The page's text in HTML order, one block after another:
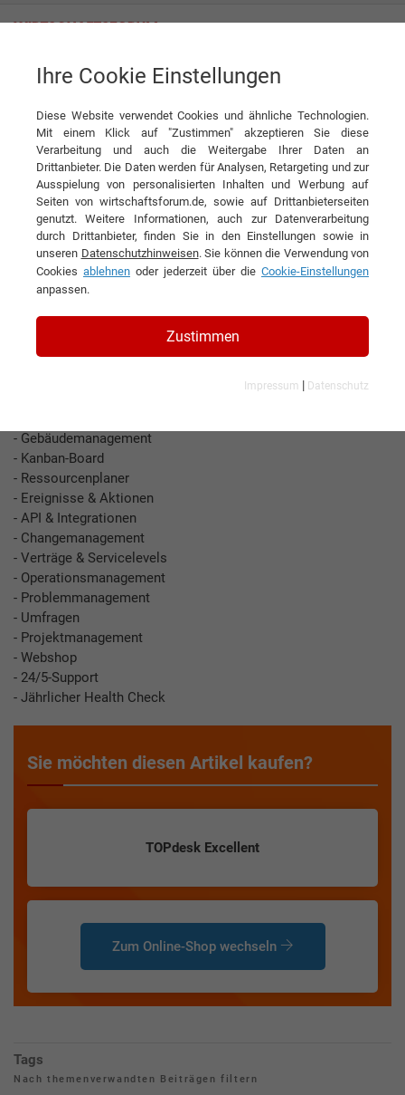
TOPdesk Deutschland GmbH TOPdesk Excellent
Produkt TOPdesk Deutschland GmbH
DIESEN ARTIKEL EMPFEHLEN
TOPdesk Excellent
Volle Serviceleistung für das beste Serviceerlebnis mit
folgenden Prozessen:
- Assetmanagement
- Gebäudemanagement
- Kanban-Board
- Ressourcenplaner
- Ereignisse & Aktionen
- API & Integrationen
- Changemanagement
- Verträge & Servicelevels
- Operationsmanagement
- Problemmanagement
- Umfragen
- Projektmanagement
- Webshop
- 24/5-Support
- Jährlicher Health Check
Sie möchten diesen Artikel kaufen?
TOPdesk Excellent
Zum Online-Shop wechseln
Tags
Nach themenverwandten Beiträgen filtern
Ihre Cookie Einstellungen
Diese Website verwendet Cookies und ähnliche Technologien.
Mit einem Klick auf "Zustimmen" akzeptieren Sie diese
Verarbeitung und auch die Weitergabe Ihrer Daten an
Drittanbieter. Die Daten werden für Analysen, Retargeting und zur
Ausspielung von personalisierten Inhalten und Werbung auf
Seiten von wirtschaftsforum.de, sowie auf Drittanbieterseiten
genutzt. Weitere Informationen, auch zur Datenverarbeitung
durch Drittanbieter, finden Sie in den Einstellungen sowie in
unseren Datenschutzhinweisen. Sie können die Verwendung von
Cookies ablehnen oder jederzeit über die Cookie-Einstellungen
anpassen.
Zustimmen
Impressum | Datenschutz